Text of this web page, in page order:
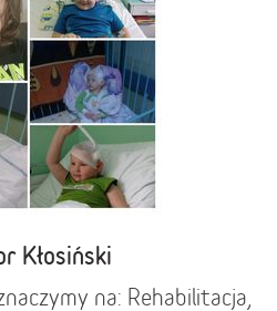
Kłosiński
na: Rehabilitacja,